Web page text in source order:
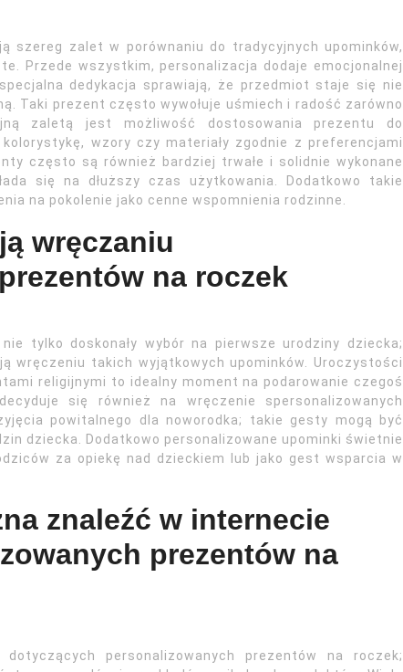
szereg zalet w porównaniu do tradycyjnych upominków,
Przede wszystkim, personalizacja dodaje emocjonalnej
dedykacja sprawiają, że przedmiot staje się nie
Taki prezent często wywołuje uśmiech i radość zarówno
zaletą jest możliwość dostosowania prezentu do
wzory czy materiały zgodnie z preferencjami
często są również bardziej trwałe i solidnie wykonane
się na dłuższy czas użytkowania. Dodatkowo takie
na pokolenie jako cenne wspomnienia rodzinne.
wręczaniu
na roczek
tylko doskonały wybór na pierwsze urodziny dziecka;
wręczeniu takich wyjątkowych upominków. Uroczystości
religijnymi to idealny moment na podarowanie czegoś
się również na wręczenie spersonalizowanych
powitalnego dla noworodka; takie gesty mogą być
dziecka. Dodatkowo personalizowane upominki świetnie
za opiekę nad dzieckiem lub jako gest wsparcia w
znaleźć w internecie
prezentów na
personalizowanych prezentów na roczek;